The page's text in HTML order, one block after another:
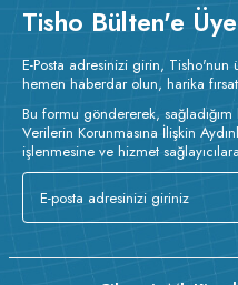
Tisho Bülten'e
E-Posta adresinizi girin, Tisho'nun
hemen haberdar olun, harika
Bu formu göndererek,
Verilerin Korunmasına İlişkin
işlenmesine ve hizmet